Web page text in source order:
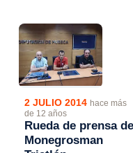
2 JULIO 2014 hace más
de 12 años
Rueda de prensa de
Monegrosman